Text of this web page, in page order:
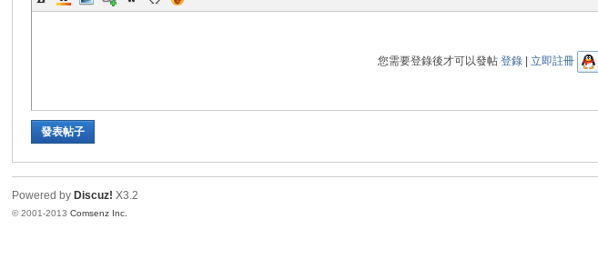
您需要登錄後才可以發帖登錄 |立即註冊
發表帖子
Powered by Discuz! X3.2
© 2001-2013Comsenz Inc.